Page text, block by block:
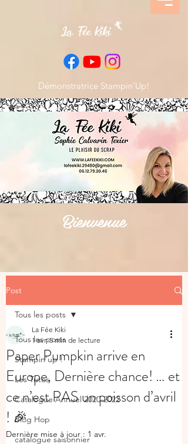
Démonstratrice Stampin’Up!
Bienvenue
Post
Tous les posts
Stampin'up !
Les Tutos
Catalogue Annuel 2020-2022
Blog Hop
catalogue saisonnier
Tous les posts
Paper Pumpkin arrive en
Europe, Dernière chance! … et
ce n’est PAS un poisson d’avril
! 🎉
La Fée Kiki
1 avr. 5 min de lecture
Dernière mise à jour : 1 avr.